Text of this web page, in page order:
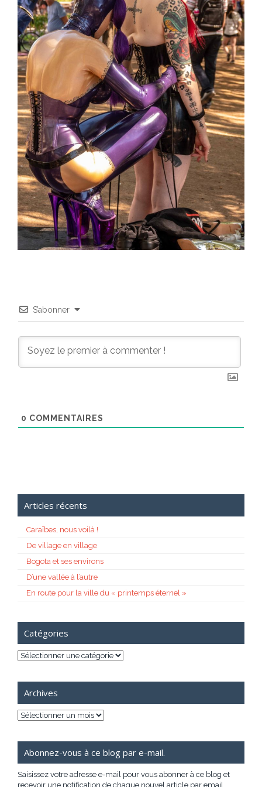
S’abonner
0 COMMENTAIRES
Articles récents
Caraïbes, nous voilà !
De village en village
Bogota et ses environs
D’une vallée à l’autre
En route pour la ville du « printemps éternel »
Catégories
Catégories
Archives
Archives
Abonnez-vous à ce blog par e-mail.
Saisissez votre adresse e-mail pour vous abonner à ce blog et
recevoir une notification de chaque nouvel article par email.